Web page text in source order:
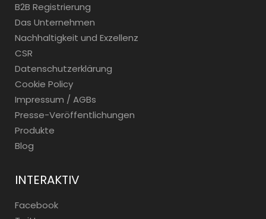
B2B Registrierung
Das Unternehmen
Nachhaltigkeit und Exzellenz
CSR
Datenschutzerklärung
Cookie Policy
Impressum / AGBs
Presse-Veröffentlichungen
Produkte
Blog
INTERAKTIV
Facebook